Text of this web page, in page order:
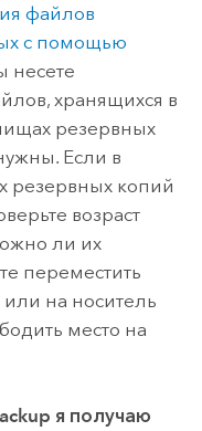
файлов
с помощью
несете
хранящихся в
резервных
Если в
резервных копий
возраст
ли их
переместить
на носитель
место на
я получаю